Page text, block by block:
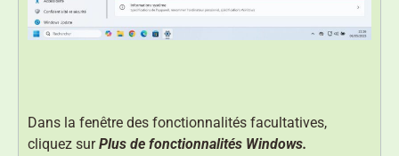
Dans la fenêtre des fonctionnalités facultatives,
cliquez surPlus de fonctionnalités Windows.